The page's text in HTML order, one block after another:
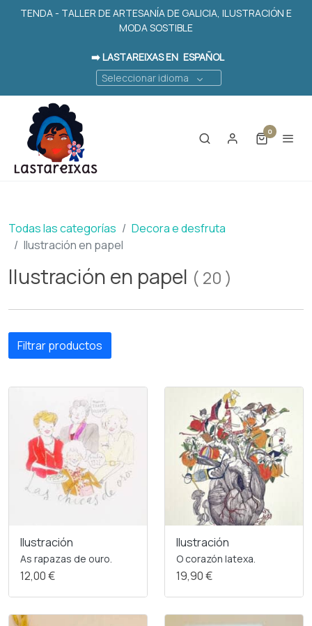
TENDA - TALLER DE ARTESANÍA DE GALICIA, ILUSTRACIÓN E
MODA SOSTIBLE
➡️ LASTAREIXAS EN ESPAÑOL
Seleccionar idioma
0
Todas las categorías
Decora e desfruta
Ilustración en papel
Ilustración en papel ( 20 )
Filtrar productos
Ilustración
As rapazas de ouro.
12,00 €
Ilustración
O corazón latexa.
19,90 €